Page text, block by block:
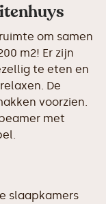
om samen
m2! Er zijn
te eten en
De
voorzien.
met
slaapkamers